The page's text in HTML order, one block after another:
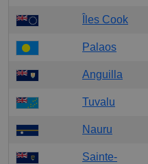
Îles Cook
Palaos
Anguilla
Tuvalu
Nauru
Sainte-